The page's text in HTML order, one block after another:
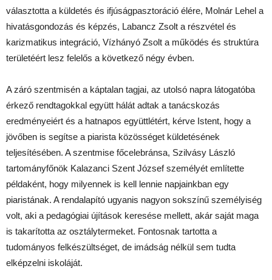
választotta a küldetés és ifjúságpasztoráció élére, Molnár Lehel a
hivatásgondozás és képzés, Labancz Zsolt a részvétel és
karizmatikus integráció, Vízhányó Zsolt a működés és struktúra
területéért lesz felelős a következő négy évben.
A záró szentmisén a káptalan tagjai, az utolsó napra látogatóba
érkező rendtagokkal együtt hálát adtak a tanácskozás
eredményeiért és a hatnapos együttlétért, kérve Istent, hogy a
jövőben is segítse a piarista közösséget küldetésének
teljesítésében. A szentmise főcelebránsa, Szilvásy László
tartományfőnök Kalazanci Szent József személyét említette
példaként, hogy milyennek is kell lennie napjainkban egy
piaristának. A rendalapító ugyanis nagyon sokszínű személyiség
volt, aki a pedagógiai újítások keresése mellett, akár saját maga
is takarította az osztálytermeket. Fontosnak tartotta a
tudományos felkészültséget, de imádság nélkül sem tudta
elképzelni iskoláját.